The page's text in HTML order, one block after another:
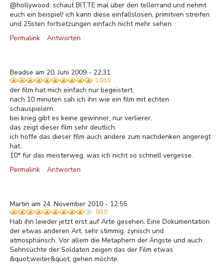
@hollywood: schaut BITTE mal über den tellerrand und nehmt
euch ein beispiel! ich kann diese einfallslosen, primitven streifen
und 25sten fortsetzungen einfach nicht mehr sehen.
Permalink
Antworten
Beadse am 20. Juni 2009 - 22:31
10/10
der film hat mich einfach nur begeistert.
nach 10 minuten sah ich ihn wie ein film mit echten
schauspielern.
bei krieg gibt es keine gewinner, nur verlierer.
das zeigt dieser film sehr deutlich.
ich hoffe das dieser film auch andere zum nachdenken angeregt
hat.
10* für das meisterweg, was ich nicht so schnell vergesse.
Permalink
Antworten
Martin am 24. November 2010 - 12:55
9/10
Hab ihn leieder jetzt erst auf Arte gesehen. Eine Dokumentation
der etwas anderen Art, sehr stimmig, zynisch und
atmosphärisch. Vor allem die Metaphern der Ängste und auch
Sehnsüchte der Soldaten zeigen das der Film etwas
&quot;weiter&quot; gehen möchte.